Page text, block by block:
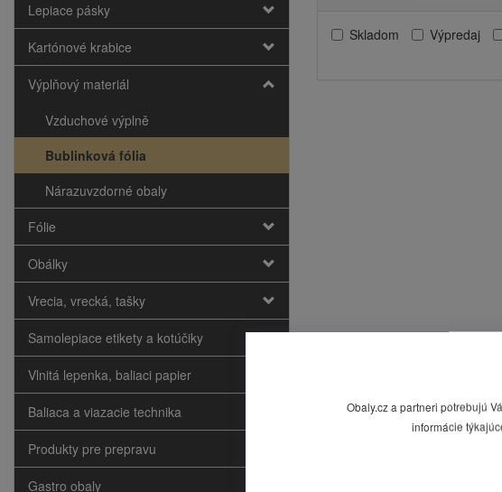
Lepiace pásky
Kartónové krabice
Výplňový materiál
Vzduchové výplně
Bublinková fólia
Nárazuvzdorné obaly
Fólie
Obálky
Vrecia, vrecká, tašky
Samolepiace etikety a kotúčiky
Vlnitá lepenka, baliaci papier
Baliaca a viazacie technika
Produkty pre prepravu
Gastro obaly
Skladom Výpredaj
Obaly.cz a partneri potrebujú
informácie